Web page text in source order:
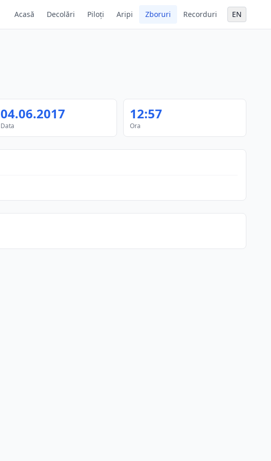
Acasă Decolări Piloți Aripi Zboruri Recorduri EN
04.06.2017
Data
12:57
Ora